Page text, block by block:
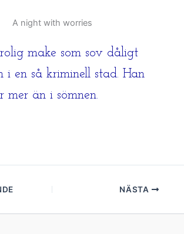
A night with worries
make som sov dåligt
i en så kriminell stad. Han
mer än i sömnen.
NÄSTA